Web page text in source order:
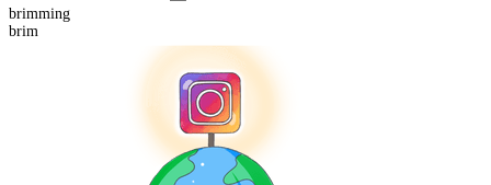
brimming
brim